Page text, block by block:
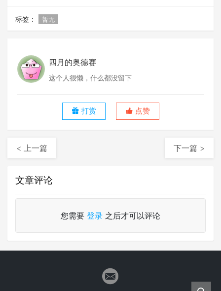
标签： 暂无
四月的奥德赛
这个人很懒，什么都没留下
打赏 点赞
< 上一篇 下一篇 >
文章评论
您需要 登录 之后才可以评论